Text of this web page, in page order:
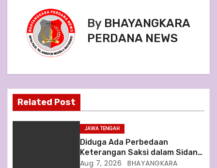
v
i
g
By BHAYANGKARA
PERDANA NEWS
Related Post
JAWA TENGAH
Diduga Ada Perbedaan
Keterangan Saksi dalam Sidang
Dugaan Pinjaman Fiktif KSSPS
Aug 7, 2026
BHAYANGKARA